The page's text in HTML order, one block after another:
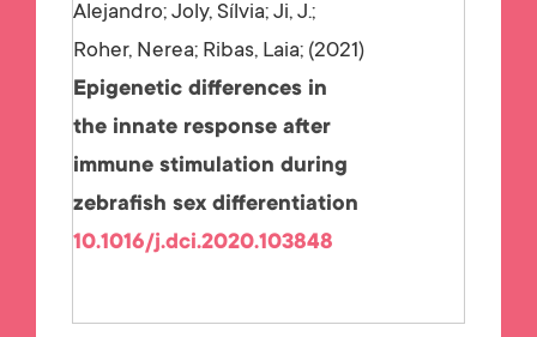
Alejandro; Joly, Sílvia; Ji, J.;
Roher, Nerea; Ribas, Laia; 2021
Epigenetic differences in
the innate response after
immune stimulation during
zebrafish sex differentiation
10.1016/j.dci.2020.103848